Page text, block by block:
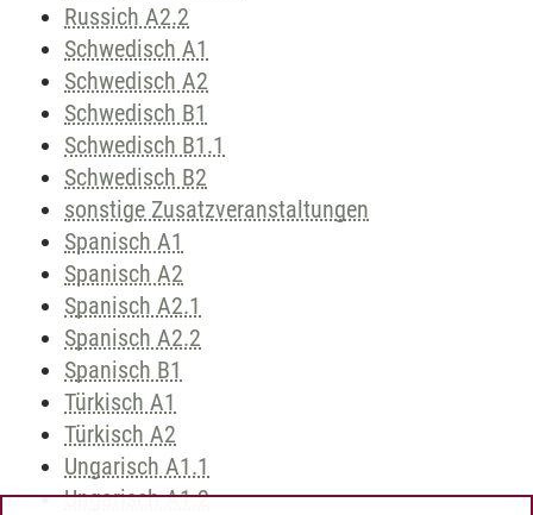
Russich A2.2
Schwedisch A1
Schwedisch A2
Schwedisch B1
Schwedisch B1.1
Schwedisch B2
sonstige Zusatzveranstaltungen
Spanisch A1
Spanisch A2
Spanisch A2.1
Spanisch A2.2
Spanisch B1
Türkisch A1
Türkisch A2
Ungarisch A1.1
Ungarisch A1.2